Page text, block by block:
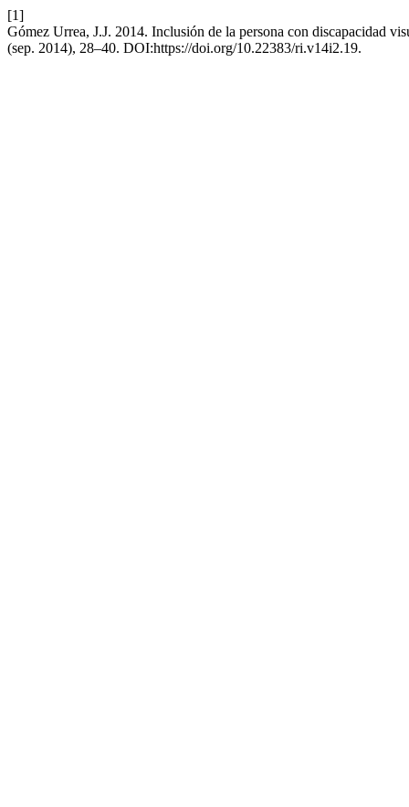
[1]
Gómez Urrea, J.J. 2014. Inclusión de la persona con discapacidad
(sep. 2014), 28–40. DOI:https://doi.org/10.22383/ri.v14i2.19.